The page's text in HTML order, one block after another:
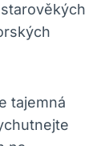
tajemná